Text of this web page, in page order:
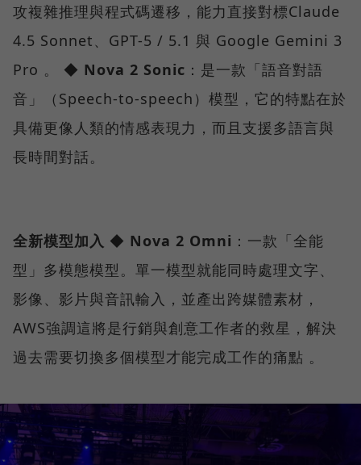
攻複雜推理與程式碼遷移，能力直接對標Claude
4.5 Sonnet、GPT-5 / 5.1 與 Google Gemini 3
Pro 。 ◆ Nova 2 Sonic ：是一款「語音對語
音」（Speech-to-speech）模型，它的特點在於
具備更像人類的情感表現力，而且支援多語言與
長時間對話。
全新模型加入 ◆ Nova 2 Omni ：一款「全能
型」多模態模型。單一模型就能同時處理文字、
影像、影片與音訊輸入，並產出跨媒體素材，
AWS強調這將是行銷與創意工作者的救星，解決
過去需要切換多個模型才能完成工作的痛點 。